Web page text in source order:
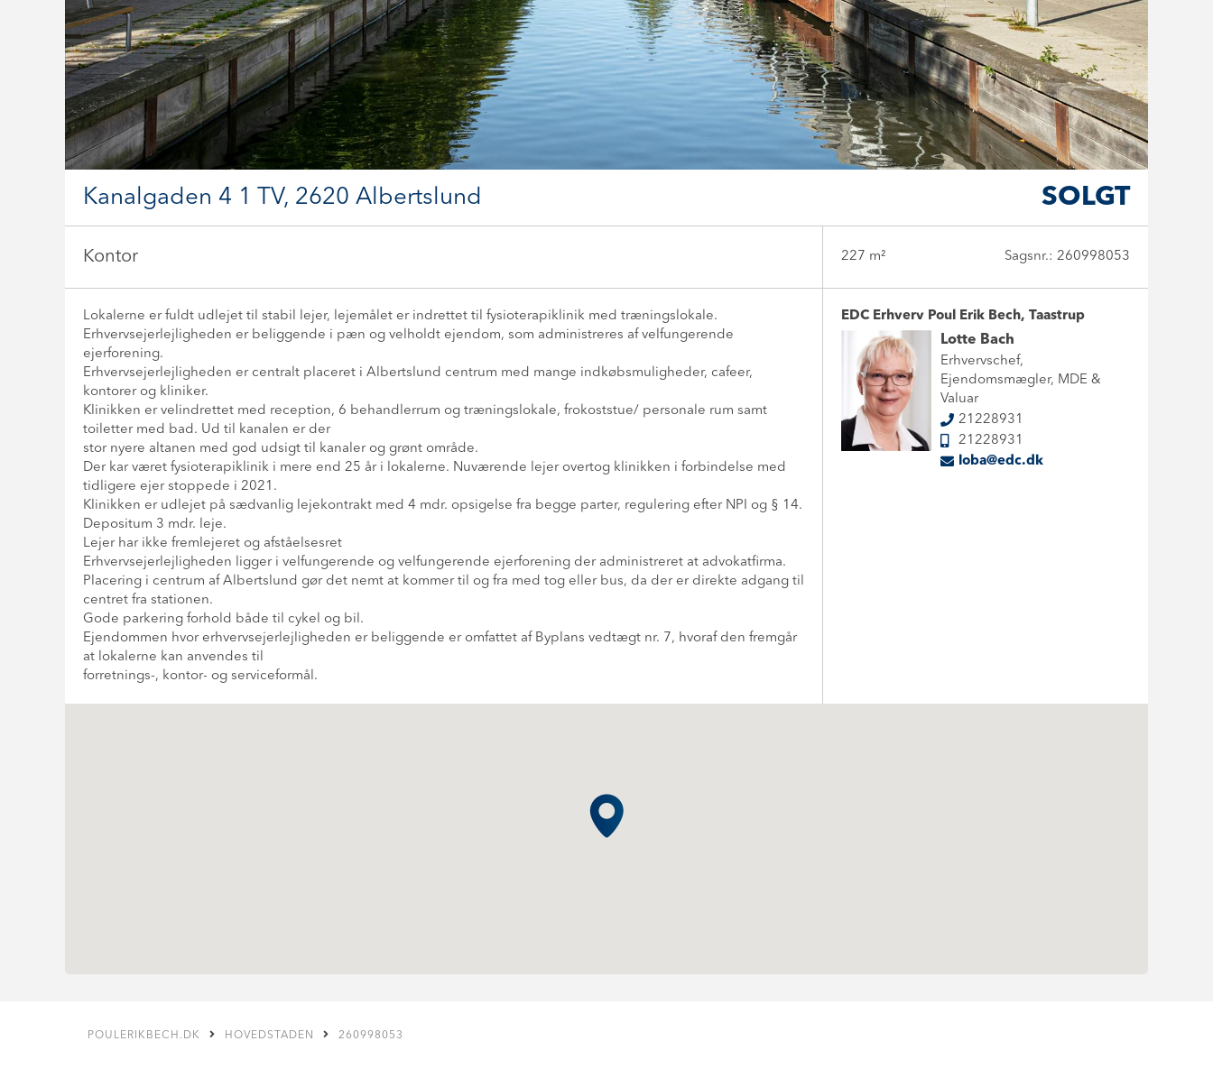
SOLGT
Kanalgaden 4 1 TV, 2620 Albertslund
Kontor 227 m² Sagsnr.: 260998053
Lokalerne er fuldt udlejet til stabil lejer, lejemålet er indrettet til fysioterapiklinik med træningslokale.
Erhvervsejerlejligheden er beliggende i pæn og velholdt ejendom, som administreres af velfungerende
ejerforening.
Erhvervsejerlejligheden er centralt placeret i Albertslund centrum med mange indkøbsmuligheder, cafeer,
kontorer og kliniker.
Klinikken er velindrettet med reception, 6 behandlerrum og træningslokale, frokoststue/ personale rum samt
toiletter med bad. Ud til kanalen er der
stor nyere altanen med god udsigt til kanaler og grønt område.
Der kar været fysioterapiklinik i mere end 25 år i lokalerne. Nuværende lejer overtog klinikken i forbindelse med
tidligere ejer stoppede i 2021.
Klinikken er udlejet på sædvanlig lejekontrakt med 4 mdr. opsigelse fra begge parter, regulering efter NPI og § 14.
Depositum 3 mdr. leje.
Lejer har ikke fremlejeret og afståelsesret
Erhvervsejerlejligheden ligger i velfungerende og velfungerende ejerforening der administreret at advokatfirma.
Placering i centrum af Albertslund gør det nemt at kommer til og fra med tog eller bus, da der er direkte adgang til
centret fra stationen.
Gode parkering forhold både til cykel og bil.
Ejendommen hvor erhvervsejerlejligheden er beliggende er omfattet af Byplans vedtægt nr. 7, hvoraf den fremgår
at lokalerne kan anvendes til
forretnings-, kontor- og serviceformål.
EDC Erhverv Poul Erik Bech, Taastrup
Lotte Bach
Erhvervschef,
Ejendomsmægler, MDE &
Valuar
21228931
21228931
loba@edc.dk
POULERIKBECH.DK HOVEDSTADEN 260998053